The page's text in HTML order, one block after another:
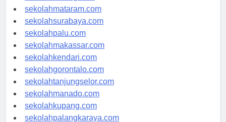
sekolahserang.com
sekolahmataram.com
sekolahsurabaya.com
sekolahpalu.com
sekolahmakassar.com
sekolahkendari.com
sekolahgorontalo.com
sekolahtanjungselor.com
sekolahmanado.com
sekolahkupang.com